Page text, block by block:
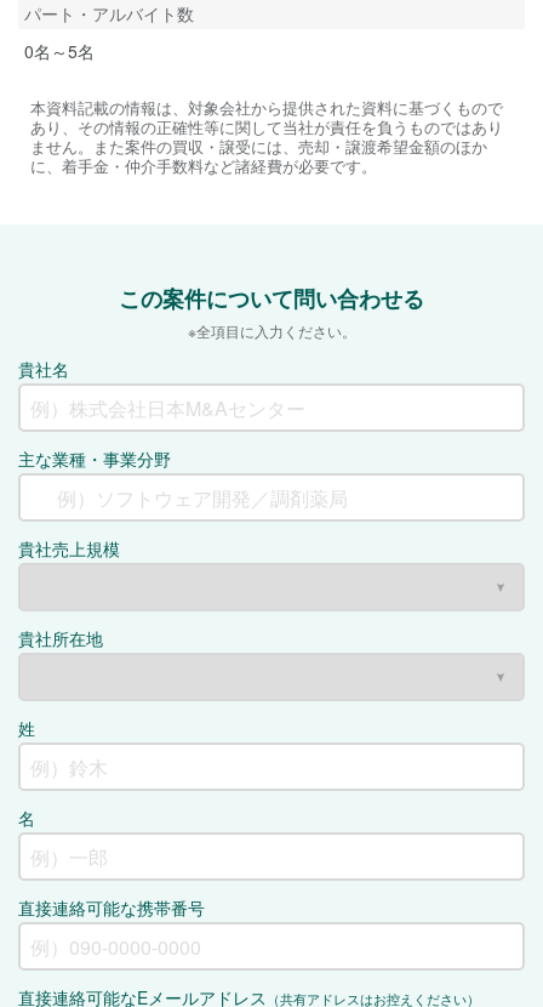
パート・アルバイト数
0名～5名
本資料記載の情報は、対象会社から提供された資料に基づくもので
あり、その情報の正確性等に関して当社が責任を負うものではあり
ません。また案件の買収・譲受には、売却・譲渡希望金額のほか
に、着手金・仲介手数料など諸経費が必要です。